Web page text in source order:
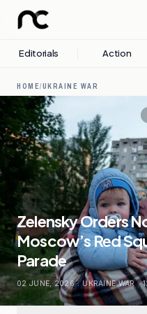
Editorials Action
HOME/UKRAINE WAR
Zelensky Orders
Moscow’s Red
Parade
02 JUNE, 2026 . UKRAINE WAR .